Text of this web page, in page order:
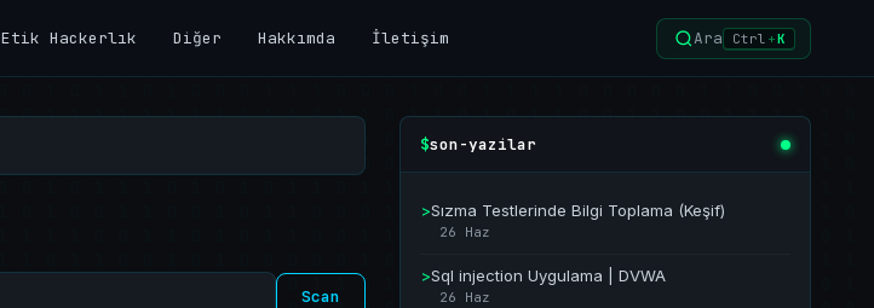
Etik Hackerlık Diğer Hakkımda İletişim Ara Ctrl +K
Scan
$son-yazilar
>Sızma Testlerinde Bilgi Toplama (Keşif)
26 Haz
>Sql injection Uygulama | DVWA
26 Haz